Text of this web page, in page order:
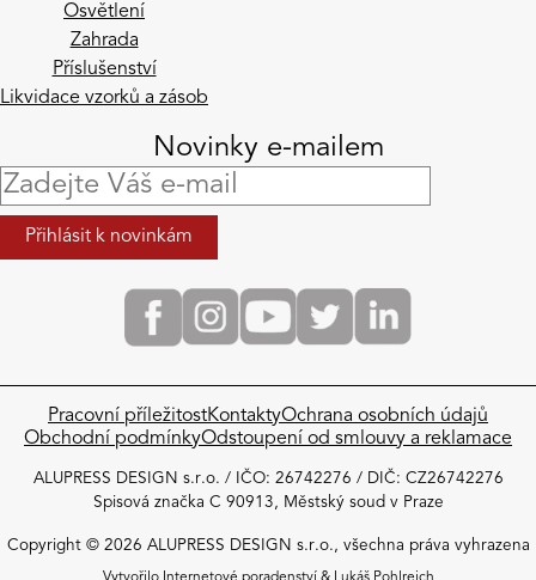
Osvětlení
Zahrada
Příslušenství
Likvidace vzorků a zásob
Novinky e-mailem
Pracovní příležitostKontaktyOchrana osobních údajů
Obchodní podmínky​Odstoupení od smlouvy a reklamace
ALUPRESS DESIGN s.r.o. / IČO: 26742276 / DIČ: CZ26742276
Spisová značka C 90913, Městský soud v Praze
Copyright © 2026 ALUPRESS DESIGN s.r.o., všechna práva vyhrazena